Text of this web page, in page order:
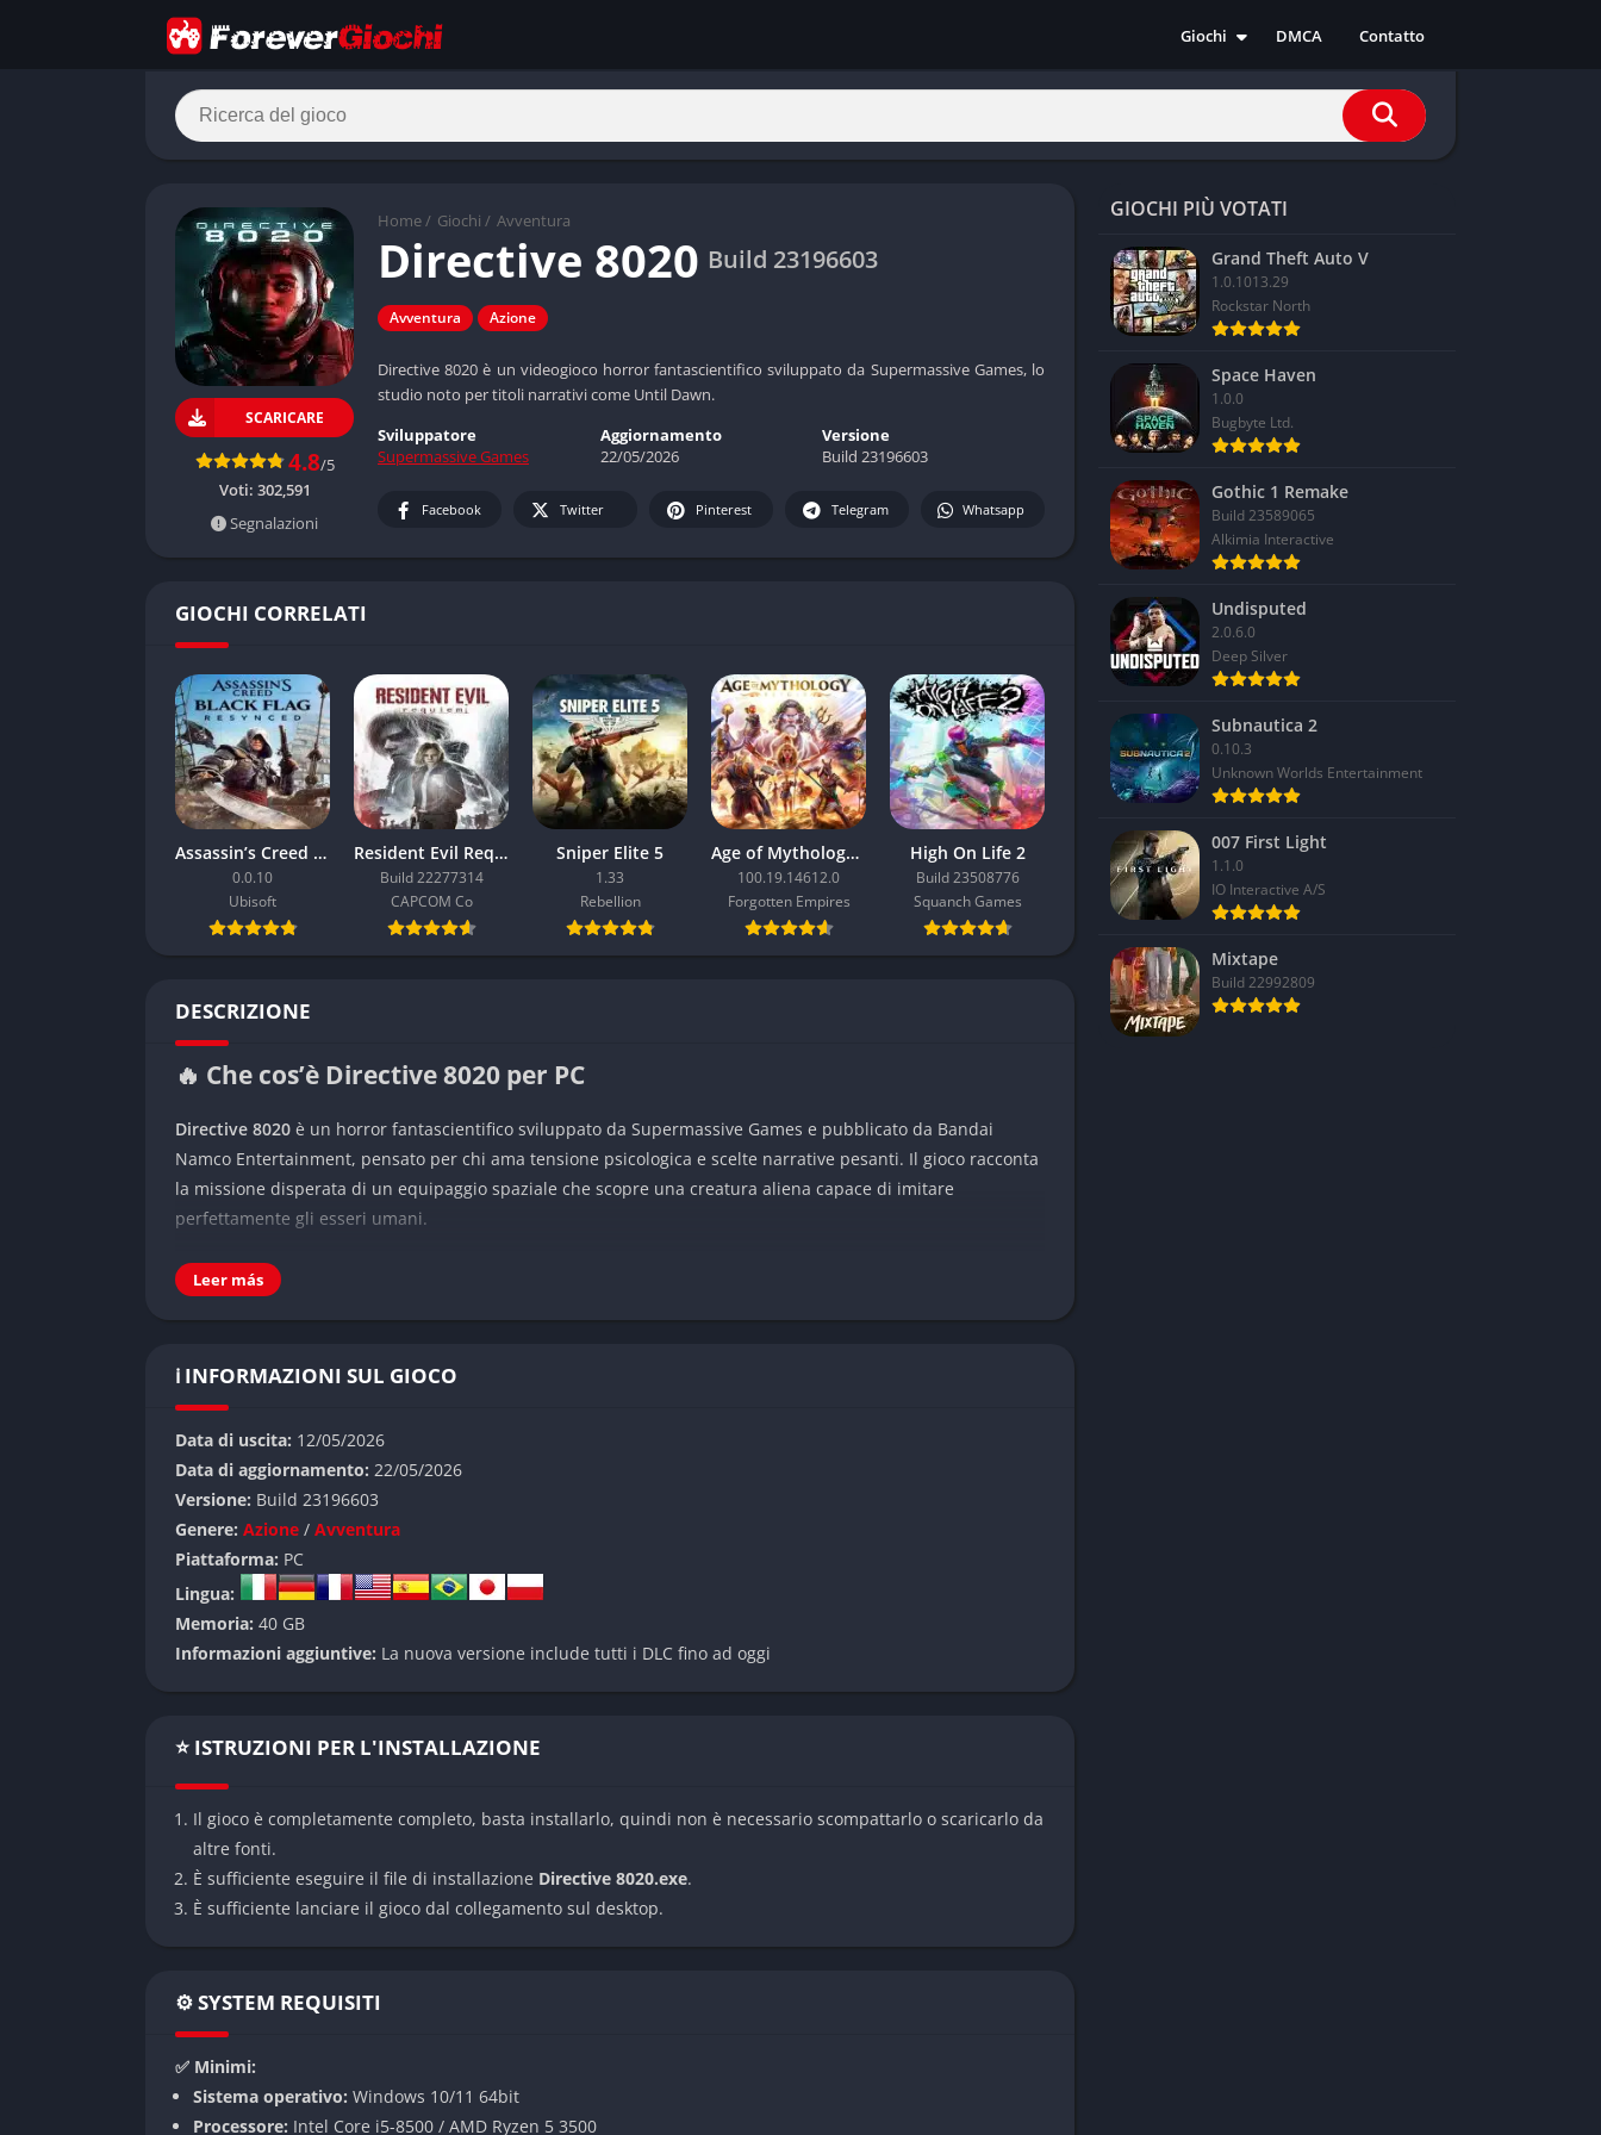
Giochi
Azione
Casual
Indie
RPG
Simulazione
Sport
Strategia
DMCA Contatto
Home / Giochi / Avventura
Directive 8020 Build 23196603
Avventura Azione
Directive 8020 è un videogioco horror fantascientifico sviluppato da Supermassive Games, lo
studio noto per titoli narrativi come Until Dawn.
SCARICARE
4.8/5
Voti: 302,591
Segnalazioni
Sviluppatore
Supermassive Games
Aggiornamento
22/05/2026
Versione
Build 23196603
Facebook Twitter Pinterest Telegram Whatsapp
GIOCHI CORRELATI
Assassin’s Creed Black Flag Resynced
0.0.10
Ubisoft
Resident Evil Requiem
Build 22277314
CAPCOM Co
Sniper Elite 5
1.33
Rebellion
Age of Mythology: Retold
100.19.14612.0
Forgotten Empires
High On Life 2
Build 23508776
Squanch Games
DESCRIZIONE
🔥 Che cos’è Directive 8020 per PC
Directive 8020 è un horror fantascientifico sviluppato da Supermassive Games e pubblicato da Bandai
Namco Entertainment, pensato per chi ama tensione psicologica e scelte narrative pesanti. Il gioco racconta
la missione disperata di un equipaggio spaziale che scopre una creatura aliena capace di imitare
perfettamente gli esseri umani.
L’atmosfera punta continuamente sulla paranoia, perché nessuno sembra davvero affidabile e ogni
decisione può portare alla morte di un personaggio importante. Il tono ricorda molti classici horror spaziali
cinematografici, ma mantiene una forte identità narrativa personale.
👉 Caratteristiche principali di Directive 8020
Horror psicologico e paranoia
Directive 8020 costruisce gran parte della tensione attraverso sospetti continui, dialoghi inquietanti e
situazioni dove il giocatore non sa mai realmente chi sia umano. Questo rende anche le scene più tranquille
estremamente nervose e coinvolgenti.
Scelte narrative con conseguenze reali
Le decisioni modificano relazioni, eventi e possibilità di sopravvivenza dell’equipaggio, creando percorsi
Ambientazione spaziale opprimente
La nave spaziale è piena di corridoi stretti, luci instabili e rumori metallici inquietanti che aumentano
continuamente il senso di isolamento. L’esplorazione riesce spesso a trasmettere una forte sensazione di
vulnerabilità.
Modalità di gioco
Directive 8020 alterna esplorazione, dialoghi interattivi e sequenze rapide dove riflessi e decisioni
immediate diventano fondamentali per sopravvivere.
Scelte multiple e ramificate
Leer más
ℹ️ INFORMAZIONI SUL GIOCO
Data di uscita: 12/05/2026
Data di aggiornamento: 22/05/2026
Versione: Build 23196603
Genere: Azione / Avventura
Piattaforma: PC
Lingua:
Memoria: 40 GB
Informazioni aggiuntive: La nuova versione include tutti i DLC fino ad oggi
⭐ ISTRUZIONI PER L'INSTALLAZIONE
Il gioco è completamente completo, basta installarlo, quindi non è necessario scompattarlo o scaricarlo da
altre fonti.
È sufficiente eseguire il file di installazione Directive 8020.exe.
È sufficiente lanciare il gioco dal collegamento sul desktop.
⚙️ SYSTEM REQUISITI
✅ Minimi:
Sistema operativo: Windows 10/11 64bit
Processore: Intel Core i5-8500 / AMD Ryzen 5 3500
GIOCHI PIÙ VOTATI
Grand Theft Auto V
1.0.1013.29
Rockstar North
Space Haven
1.0.0
Bugbyte Ltd.
Gothic 1 Remake
Build 23589065
Alkimia Interactive
Undisputed
2.0.6.0
Deep Silver
Subnautica 2
0.10.3
Unknown Worlds Entertainment
007 First Light
1.1.0
IO Interactive A/S
Mixtape
Build 22992809